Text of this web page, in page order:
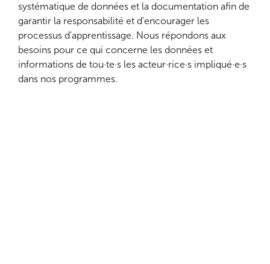
systématique de données et la documentation afin de
garantir la responsabilité et d'encourager les
processus d'apprentissage. Nous répondons aux
besoins pour ce qui concerne les données et
informations de tou·te·s les acteur·rice·s impliqué·e·s
dans nos programmes.